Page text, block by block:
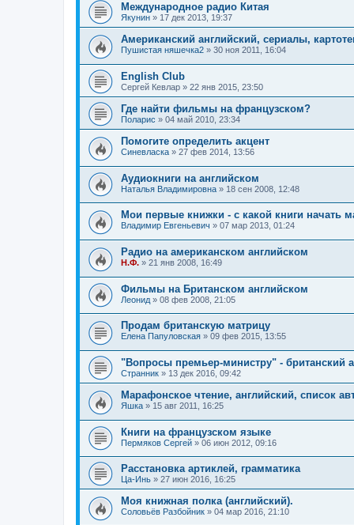
Международное радио Китая
Якунин » 17 дек 2013, 19:37
Американский английский, сериалы,
Пушистая няшечка2 » 30 ноя 2011, 16:04
English Club
Сергей Кевлар » 22 янв 2015, 23:50
Где найти фильмы на французском?
Поларис » 04 май 2010, 23:34
Помогите определить акцент
Синевласка » 27 фев 2014, 13:56
Аудиокниги на английском
Наталья Владимировна » 18 сен 2008, 12:48
Мои первые книжки - с какой книги начать
Владимир Евгеньевич » 07 мар 2013, 01:24
Радио на американском английском
Н.Ф. » 21 янв 2008, 16:49
Фильмы на Британском английском
Леонид » 08 фев 2008, 21:05
Продам британскую матрицу
Елена Папуловская » 09 фев 2015, 13:55
"Вопросы премьер-министру" - британский
Странник » 13 дек 2016, 09:42
Марафонское чтение, английский, список
Яшка » 15 авг 2011, 16:25
Книги на французском языке
Пермяков Сергей » 06 июн 2012, 09:16
Расстановка артиклей, грамматика
Ца-Инь » 27 июн 2016, 16:25
Моя книжная полка (английский).
Соловьёв Разбойник » 04 мар 2016, 21:10